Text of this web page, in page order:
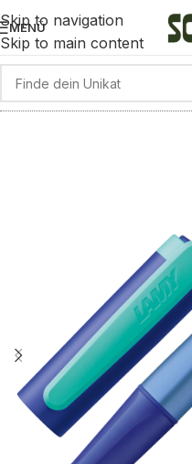
Skip to navigation
Skip to main content
MENÜ